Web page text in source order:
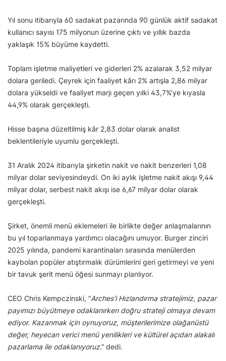
Yıl sonu itibarıyla 60 sadakat pazarında 90 günlük aktif sadakat
kullanıcı sayısı 175 milyonun üzerine çıktı ve yıllık bazda
yaklaşık 15% büyüme kaydetti.
Toplam işletme maliyetleri ve giderleri 2% azalarak 3,52 milyar
dolara geriledi. Çeyrek için faaliyet kârı 2% artışla 2,86 milyar
dolara yükseldi ve faaliyet marjı geçen yılki 43,7%’ye kıyasla
44,9% olarak gerçekleşti.
Hisse başına düzeltilmiş kâr 2,83 dolar olarak analist
beklentileriyle uyumlu gerçekleşti.
31 Aralık 2024 itibarıyla şirketin nakit ve nakit benzerleri 1,08
milyar dolar seviyesindeydi. On iki aylık işletme nakit akışı 9,44
milyar dolar, serbest nakit akışı ise 6,67 milyar dolar olarak
gerçekleşti.
Şirket, önemli menü eklemeleri ile birlikte değer anlaşmalarının
bu yıl toparlanmaya yardımcı olacağını umuyor. Burger zinciri
2025 yılında, pandemi karantinaları sırasında menülerden
kaybolan popüler atıştırmalık dürümlerini geri getirmeyi ve yeni
bir tavuk şerit menü öğesi sunmayı planlıyor.
CEO Chris Kempczinski, “Arches’i Hızlandırma stratejimiz, pazar
payımızı büyütmeye odaklanırken doğru strateji olmaya devam
ediyor. Kazanmak için oynuyoruz, müşterilerimize olağanüstü
değer, heyecan verici menü yenilikleri ve kültürel açıdan alakalı
pazarlama ile odaklanıyoruz.” dedi.